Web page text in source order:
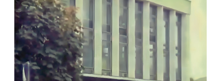
світової війни
Leave a comment